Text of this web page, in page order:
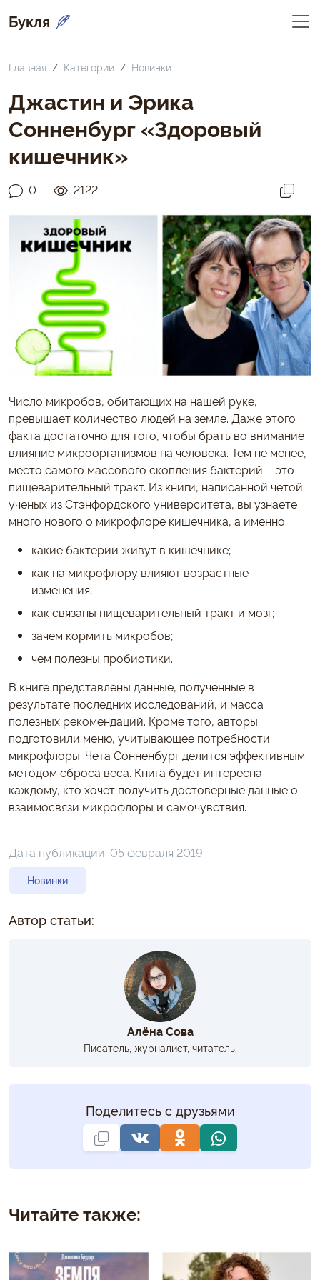
Букля
Главная Категории Новинки
Джастин и Эрика
Сонненбург «Здоровый
кишечник»
0 2122
Число микробов, обитающих на нашей руке,
превышает количество людей на земле. Даже этого
факта достаточно для того, чтобы брать во внимание
влияние микроорганизмов на человека. Тем не менее,
место самого массового скопления бактерий – это
пищеварительный тракт. Из книги, написанной четой
ученых из Стэнфордского университета, вы узнаете
много нового о микрофлоре кишечника, а именно:
какие бактерии живут в кишечнике;
как на микрофлору влияют возрастные
изменения;
как связаны пищеварительный тракт и мозг;
зачем кормить микробов;
чем полезны пробиотики.
В книге представлены данные, полученные в
результате последних исследований, и масса
полезных рекомендаций. Кроме того, авторы
подготовили меню, учитывающее потребности
микрофлоры. Чета Сонненбург делится эффективным
методом сброса веса. Книга будет интересна
каждому, кто хочет получить достоверные данные о
взаимосвязи микрофлоры и самочувствия.
Дата публикации: 05 февраля 2019
Новинки
Автор статьи:
Алёна Сова
Писатель, журналист, читатель.
Поделитесь с друзьями
Читайте также: